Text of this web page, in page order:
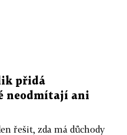
přidá
neodmítají ani
řešit, zda má důchody